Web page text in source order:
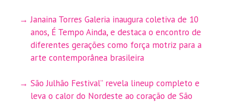
Janaina Torres Galeria inaugura coletiva de 10
anos, É Tempo Ainda, e destaca o encontro de
diferentes gerações como força motriz para a
arte contemporânea brasileira
São Julhão Festival” revela lineup completo e
leva o calor do Nordeste ao coração de São